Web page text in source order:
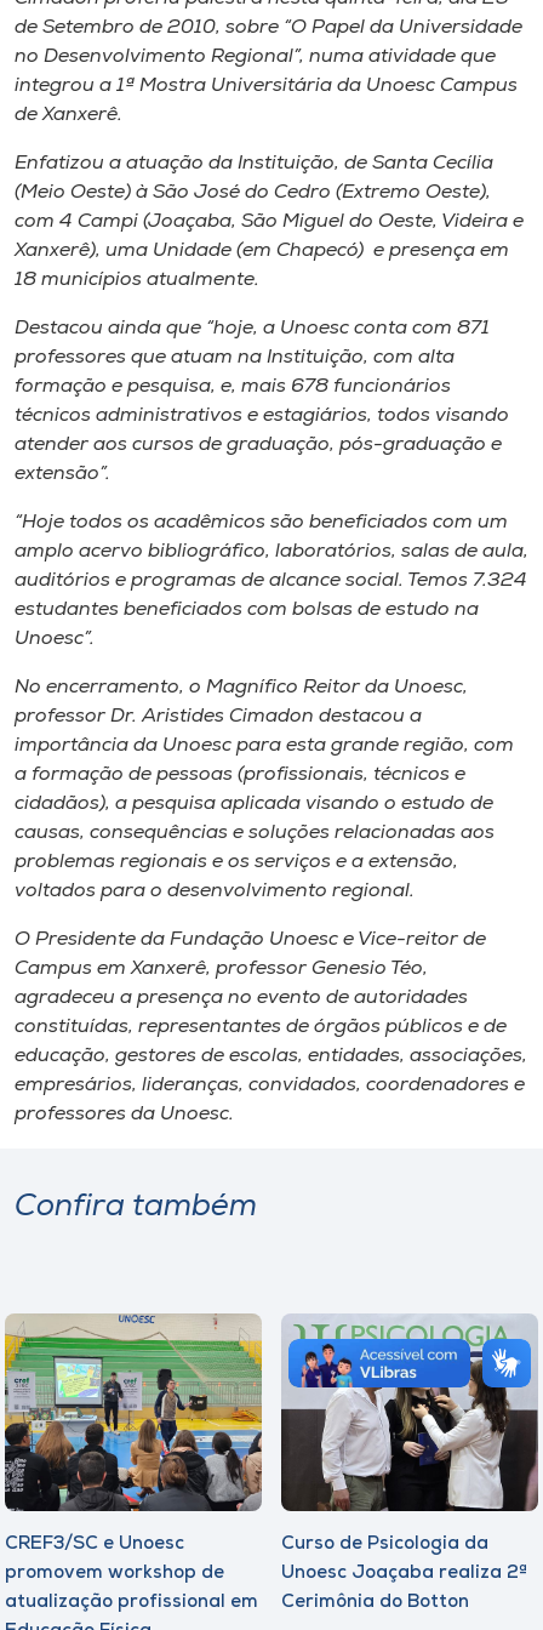
Unoesc
Store
Selecione
o idioma
A+
A-
de Setembro de 2010, sobre “O Papel da Universidade
no Desenvolvimento Regional”, numa atividade que
integrou a 1ª Mostra Universitária da Unoesc Campus
de Xanxerê.
Enfatizou a atuação da Instituição, de Santa Cecília
(Meio Oeste) à São José do Cedro (Extremo Oeste),
com 4 Campi (Joaçaba, São Miguel do Oeste, Videira e
Xanxerê), uma Unidade (em Chapecó) e presença em
18 municípios atualmente.
Destacou ainda que “hoje, a Unoesc conta com 871
professores que atuam na Instituição, com alta
formação e pesquisa, e, mais 678 funcionários
técnicos administrativos e estagiários, todos visando
atender aos cursos de graduação, pós-graduação e
extensão”.
“Hoje todos os acadêmicos são beneficiados com um
amplo acervo bibliográfico, laboratórios, salas de aula,
auditórios e programas de alcance social. Temos 7.324
estudantes beneficiados com bolsas de estudo na
Unoesc”.
No encerramento, o Magnífico Reitor da Unoesc,
professor Dr. Aristides Cimadon destacou a
importância da Unoesc para esta grande região, com
a formação de pessoas (profissionais, técnicos e
cidadãos), a pesquisa aplicada visando o estudo de
causas, consequências e soluções relacionadas aos
problemas regionais e os serviços e a extensão,
voltados para o desenvolvimento regional.
O Presidente da Fundação Unoesc e Vice-reitor de
Campus em Xanxerê, professor Genesio Téo,
agradeceu a presença no evento de autoridades
constituídas, representantes de órgãos públicos e de
educação, gestores de escolas, entidades, associações,
empresários, lideranças, convidados, coordenadores e
professores da Unoesc.
Confira também
CREF3/SC e Unoesc
promovem workshop de
atualização profissional em
Curso de Psicologia da
Unoesc Joaçaba realiza 2ª
Cerimônia do Botton